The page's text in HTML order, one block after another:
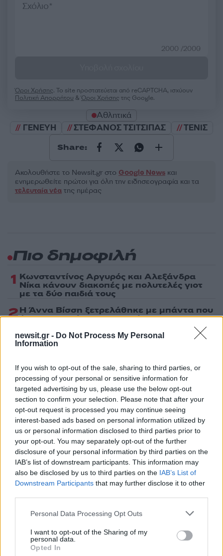
newsit.gr - Do Not Process My Personal
Information
If you wish to opt-out of the sale, sharing to third parties, or
processing of your personal or sensitive information for
targeted advertising by us, please use the below opt-out
section to confirm your selection. Please note that after your
opt-out request is processed you may continue seeing
interest-based ads based on personal information utilized by
us or personal information disclosed to third parties prior to
your opt-out. You may separately opt-out of the further
disclosure of your personal information by third parties on the
IAB’s list of downstream participants. This information may
also be disclosed by us to third parties on the IAB’s List of
Downstream Participants that may further disclose it to other
Please note that this website/app uses one or more Google
not limited to your visit or usage behaviour. You may click to
grant or deny consent to Google and its third-party tags to
use your data for below specified purposes in below Google
Personal Data Processing Opt Outs
I want to opt-out of the Sharing of my
personal data.
Opted In
2000 /2000
Όροι Χρήσης. Το site προστατεύεται από reCAPTCHA, ισχύουν
Πολιτική Απορρήτου &Όροι Χρήσης της Google.
Αθλητικά
ΓΕΝΕΥΗ
ΣΤΕΦΑΝΟΣ ΤΣΙΤΣΙΠΑΣ ΤΕΝΙΣ
Share:
Ακολουθήστε το Νewsit.gr στο Google News και
ενημερωθείτε πρώτοι για όλη την ειδησεογραφία και τα
τελευταία νέα της ημέρας
Πιο δημοφιλή
1 Κωνσταντίνος Αργυρός και Αλεξάνδρα
Νίκα κάνουν διακοπές με πολυτελές γιοτ
με τα δύο παιδιά τους
2Η Άννα Βίσση ξετρελάθηκε με μπάντα που
έπαιζε Τσιτσάνη στο Φισκάρδο και τους
3Θρήνος για τον Λιονέλ Μέσι – Πέθανε ο
4Ελίζαμπεθ Ελέτσι και Νεκτάριος Λεμονίδης
πήγαν στον Άγιο Νεκτάριο Βούλας για να
πάρουν την ευχή για τον γιο τους
5Τζο Μπάιντεν: «Ο καρκίνος έχει εξαπλωθεί,
είναι πολύ επώδυνο», λέει ο γιος του
Πιο σχολιασμένα
96 Βγήκαν ξανά τα μαχαίρια στην Ελπίδα
για τη Δημοκρατία: «Καρυστιανού,
Γρατσία και Γαλανός μετέτρεψαν το
Απίστευτο κι όμως αληθινό -
Aναστέλλονται τα τακτικά ραντεβού του
Χανίων επειδή κλάπηκε το μηχανάκι του
γιατρού